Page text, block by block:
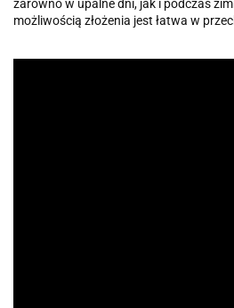
zarówno w upalne dni, jak i podczas
możliwością złożenia jest łatwa w